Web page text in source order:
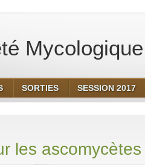
SORTIES SESSION 2017
les ascomycètes